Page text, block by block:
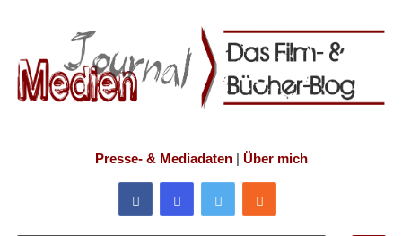
Presse- & Mediadaten| Über mich